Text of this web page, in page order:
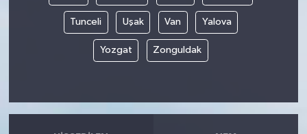
Tunceli Uşak Van Yalova
Yozgat Zonguldak